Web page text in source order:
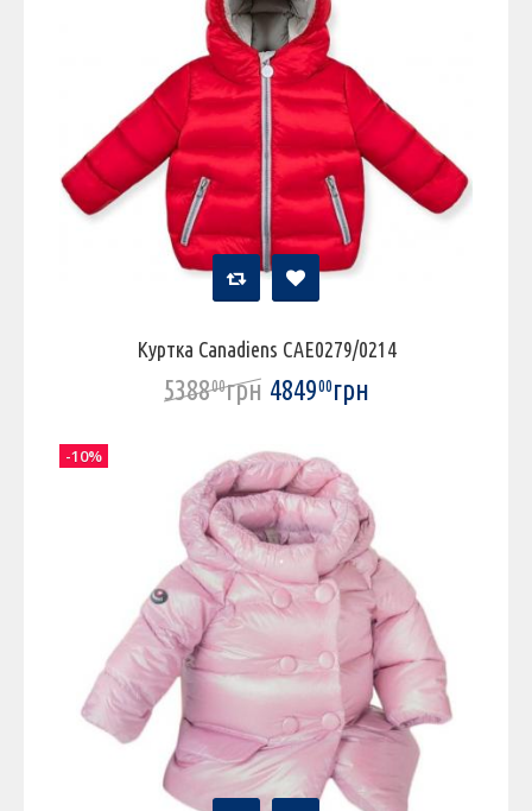
Куртка Canadiens CAE0279/0214
538800грн 484900грн
-10%